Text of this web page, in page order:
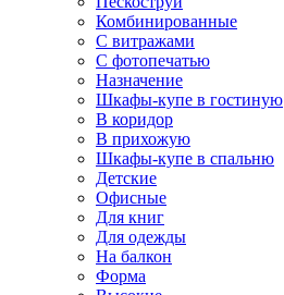
Комбинированные
С витражами
С фотопечатью
Назначение
Шкафы-купе в гостиную
В коридор
В прихожую
Шкафы-купе в спальню
Детские
Офисные
Для книг
Для одежды
На балкон
Форма